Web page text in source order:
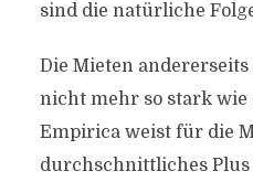
sind die natürliche
Die Mieten
nicht mehr so stark wie
Empirica weist für die
durchschnittliches Plus